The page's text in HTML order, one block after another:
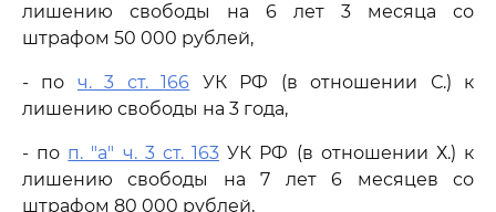
лишению свободы на 6 лет 3 месяца со
штрафом 50 000 рублей,
- по ч. 3 ст. 166 УК РФ (в отношении С.) к
лишению свободы на 3 года,
- по п. "а" ч. 3 ст. 163 УК РФ (в отношении Х.) к
лишению свободы на 7 лет 6 месяцев со
штрафом 80 000 рублей,